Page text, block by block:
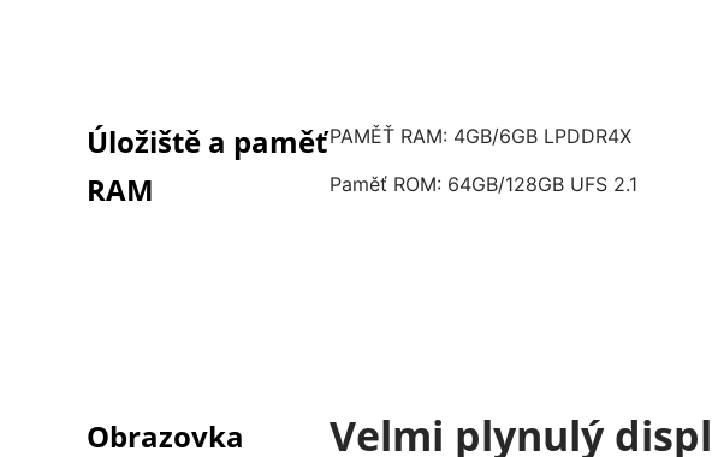
Úložiště a paměť
RAM
PAMĚŤ RAM: 4GB/6GB LPDDR4X
Paměť ROM: 64GB/128GB UFS 2.1
Obrazovka
Velmi plynulý